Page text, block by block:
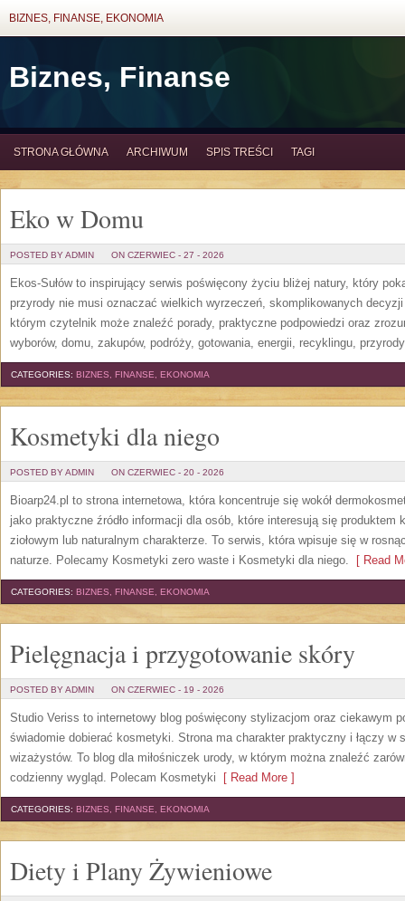
BIZNES, FINANSE, EKONOMIA
Biznes, Finanse
STRONA GŁÓWNA ARCHIWUM SPIS TREŚCI TAGI
Eko w Domu
POSTED BY ADMIN ON CZERWIEC - 27 - 2026
Ekos-Sułów to inspirujący serwis poświęcony życiu bliżej natury, który
przyrody nie musi oznaczać wielkich wyrzeczeń, skomplikowanych
którym czytelnik może znaleźć porady, praktyczne podpowiedzi oraz
wyborów, domu, zakupów, podróży, gotowania, energii, recyklingu,
CATEGORIES: BIZNES, FINANSE, EKONOMIA
Kosmetyki dla niego
POSTED BY ADMIN ON CZERWIEC - 20 - 2026
Bioarp24.pl to strona internetowa, która koncentruje się wokół
jako praktyczne źródło informacji dla osób, które interesują się
ziołowym lub naturalnym charakterze. To serwis, która wpisuje się w
naturze. Polecamy Kosmetyki zero waste i Kosmetyki dla niego. [ Read
CATEGORIES: BIZNES, FINANSE, EKONOMIA
Pielęgnacja i przygotowanie skóry
POSTED BY ADMIN ON CZERWIEC - 19 - 2026
Studio Veriss to internetowy blog poświęcony stylizacjom oraz ciekawym
świadomie dobierać kosmetyki. Strona ma charakter praktyczny i łączy w
wizażystów. To blog dla miłośniczek urody, w którym można znaleźć
codzienny wygląd. Polecam Kosmetyki [ Read More ]
CATEGORIES: BIZNES, FINANSE, EKONOMIA
Diety i Plany Żywieniowe